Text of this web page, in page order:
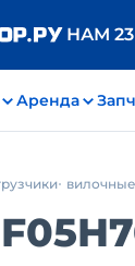
НАМ
Аренда